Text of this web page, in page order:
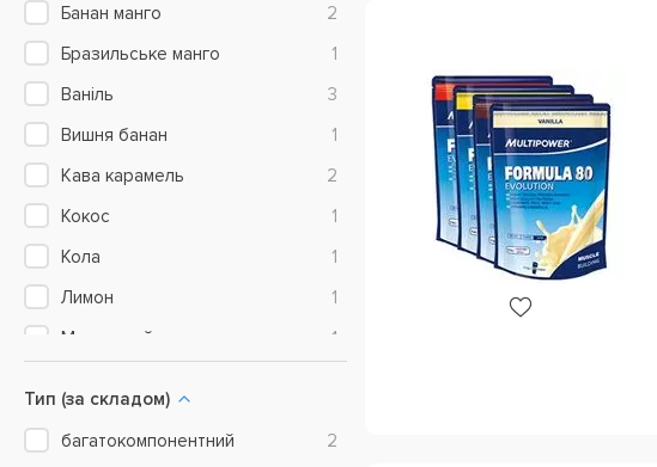
Банан манго
2
Бразильське манго
1
Ваніль
3
Вишня банан
1
Кава карамель
2
Кокос
1
Кола
1
Лимон
1
Малиновий десерт
1
Тип (за складом)
багатокомпонентний
2